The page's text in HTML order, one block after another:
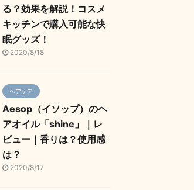
る？効果を解説！コスメ
キッチンで購入可能な快
眠グッズ！
2020/8/18
ヘアケア
Aesop（イソップ）のヘ
アオイル「shine」｜レ
ビュー｜香りは？使用感
は？
2020/8/17